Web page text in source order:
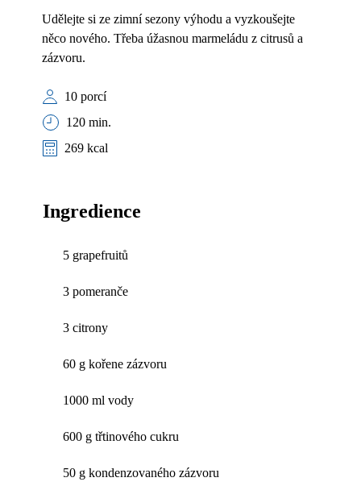
Udělejte si ze zimní sezony výhodu a vyzkoušejte
něco nového. Třeba úžasnou marmeládu z citrusů a
zázvoru.
10 porcí
120 min.
269 kcal
Ingredience
5 grapefruitů
3 pomeranče
3 citrony
60 g kořene zázvoru
1000 ml vody
600 g třtinového cukru
50 g kondenzovaného zázvoru